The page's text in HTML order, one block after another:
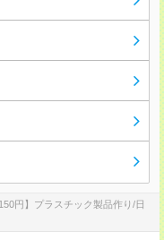
円】プラスチック製品作り/日